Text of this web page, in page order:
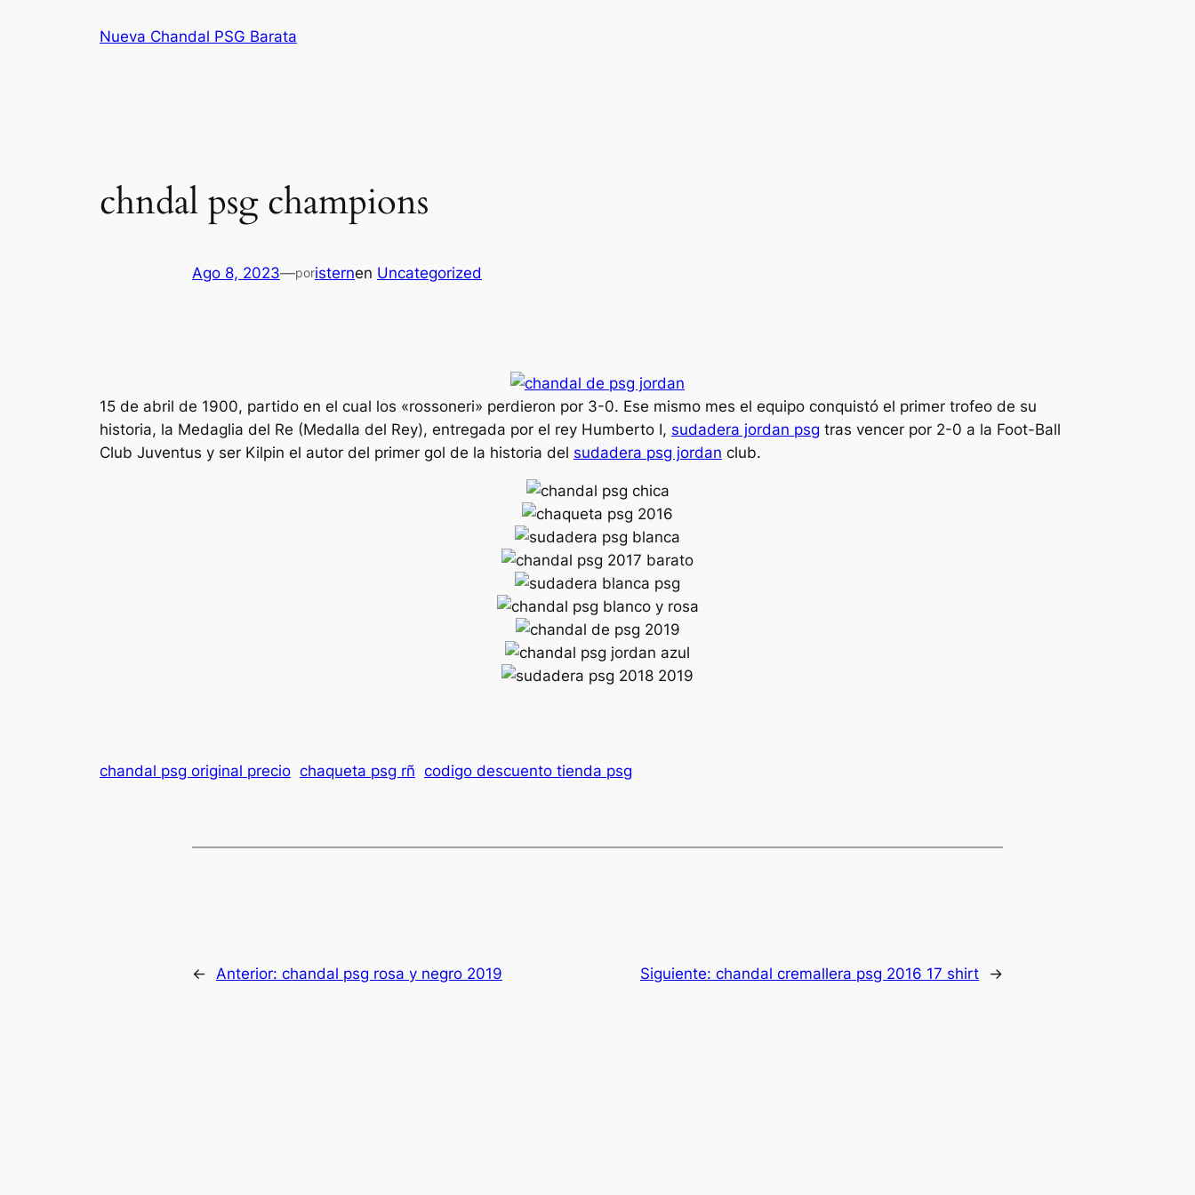
Nueva Chandal PSG Barata
chndal psg champions
Ago 8, 2023—poristernen Uncategorized
15 de abril de 1900, partido en el cual los «rossoneri» perdieron por 3-0. Ese mismo mes el equipo conquistó el primer trofeo de su
historia, la Medaglia del Re (Medalla del Rey), entregada por el rey Humberto I, sudadera jordan psg tras vencer por 2-0 a la Foot-Ball
Club Juventus y ser Kilpin el autor del primer gol de la historia del sudadera psg jordan club.
chandal psg original precio chaqueta psg rñ codigo descuento tienda psg
← Anterior: chandal psg rosa y negro 2019 Siguiente: chandal cremallera psg 2016 17 shirt →